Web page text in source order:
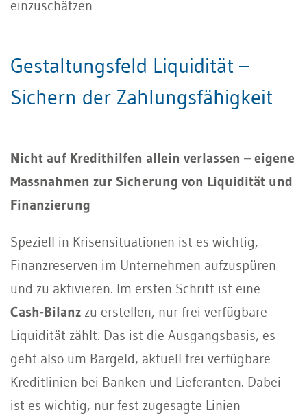
einzuschätzen
Gestaltungsfeld Liquidität –
Sichern der Zahlungsfähigkeit
Nicht auf Kredithilfen allein verlassen – eigene
Massnahmen zur Sicherung von Liquidität und
Finanzierung
Speziell in Krisensituationen ist es wichtig,
Finanzreserven im Unternehmen aufzuspüren
und zu aktivieren. Im ersten Schritt ist eine
Cash-Bilanz zu erstellen, nur frei verfügbare
Liquidität zählt. Das ist die Ausgangsbasis, es
geht also um Bargeld, aktuell frei verfügbare
Kreditlinien bei Banken und Lieferanten. Dabei
ist es wichtig, nur fest zugesagte Linien